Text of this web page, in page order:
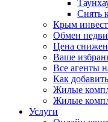
Снять
Крым
Обмен
Цена
Ваше
Все агенты
Как
Жилые
Жилые
Услуги